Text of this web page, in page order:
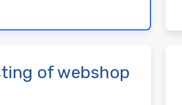
of webshop